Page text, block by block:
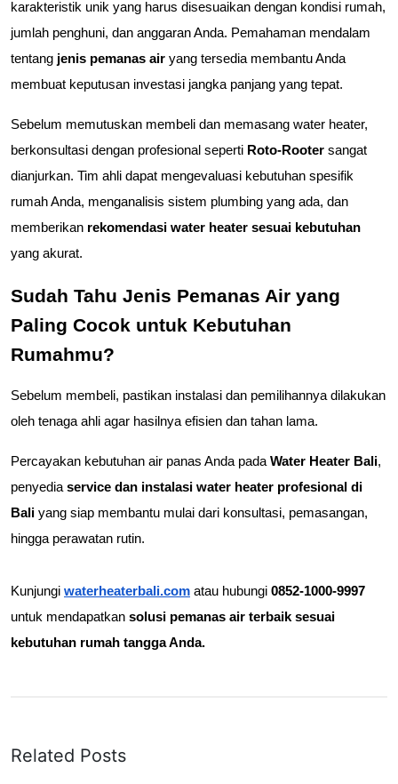
karakteristik unik yang harus disesuaikan dengan kondisi rumah,
jumlah penghuni, dan anggaran Anda. Pemahaman mendalam
tentang jenis pemanas air yang tersedia membantu Anda
membuat keputusan investasi jangka panjang yang tepat.
Sebelum memutuskan membeli dan memasang water heater,
berkonsultasi dengan profesional seperti Roto-Rooter sangat
dianjurkan. Tim ahli dapat mengevaluasi kebutuhan spesifik
rumah Anda, menganalisis sistem plumbing yang ada, dan
memberikan rekomendasi water heater sesuai kebutuhan
yang akurat.
Sudah Tahu Jenis Pemanas Air yang
Paling Cocok untuk Kebutuhan
Rumahmu?
Sebelum membeli, pastikan instalasi dan pemilihannya dilakukan
oleh tenaga ahli agar hasilnya efisien dan tahan lama.
Percayakan kebutuhan air panas Anda pada Water Heater Bali,
penyedia service dan instalasi water heater profesional di
Bali yang siap membantu mulai dari konsultasi, pemasangan,
hingga perawatan rutin.
Kunjungi waterheaterbali.com atau hubungi 0852-1000-9997
untuk mendapatkan solusi pemanas air terbaik sesuai
kebutuhan rumah tangga Anda.
Related Posts